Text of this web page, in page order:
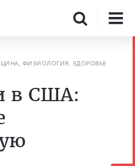
ФИЗИОЛОГИЯ, ЗДОРОВЬЕ
в США: